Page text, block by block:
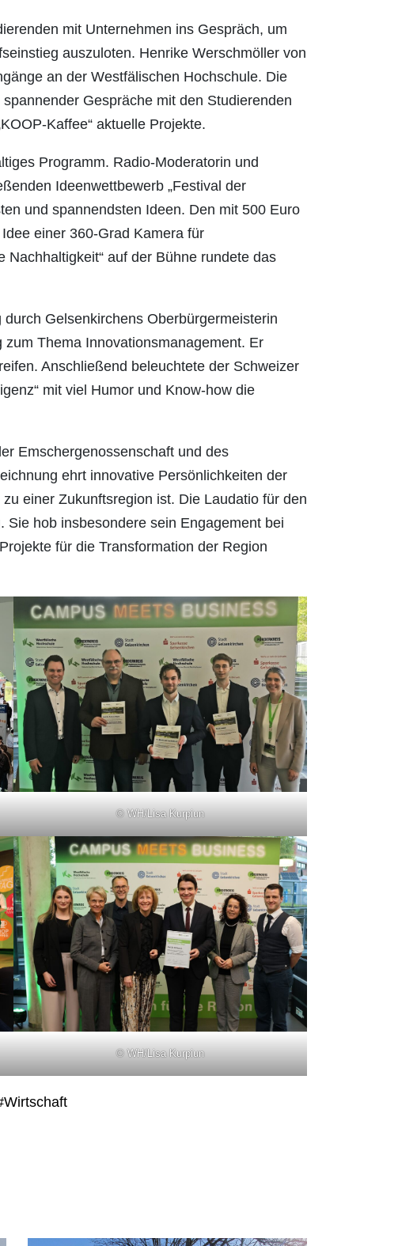
mit Unternehmen ins Gespräch, um
auszuloten. Henrike Werschmöller von
an der Westfälischen Hochschule. Die
Gespräche mit den Studierenden
Kaffee“ aktuelle Projekte.
Programm. Radio-Moderatorin und
Ideenwettbewerb „Festival der
und spannendsten Ideen. Den mit 500 Euro
einer 360-Grad Kamera für
auf der Bühne rundete das
Gelsenkirchens Oberbürgermeisterin
Thema Innovationsmanagement. Er
Anschließend beleuchtete der Schweizer
mit viel Humor und Know-how die
Emschergenossenschaft und des
ehrt innovative Persönlichkeiten der
einer Zukunftsregion ist. Die Laudatio für den
hob insbesondere sein Engagement bei
für die Transformation der Region
© WH/Lisa Kurpiun
© WH/Lisa Kurpiun